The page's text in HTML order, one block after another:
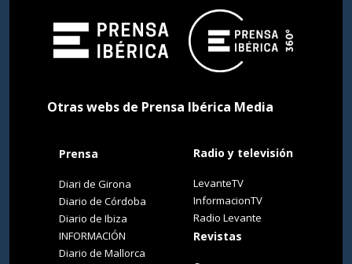
Otras webs de Prensa Ibérica Media
Prensa
Diari de Girona
Diario de Córdoba
Diario de Ibiza
INFORMACIÓN
Diario de Mallorca
Radio y televisión
LevanteTV
InformacionTV
Radio Levante
Revistas